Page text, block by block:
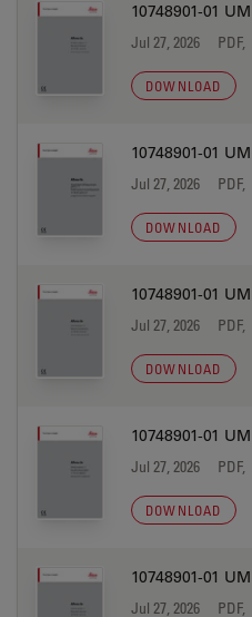
10748901-01
Jul 27, 2026
DOWNLOAD
10748901-01
Jul 27, 2026
DOWNLOAD
10748901-01
Jul 27, 2026
DOWNLOAD
10748901-01
Jul 27, 2026
DOWNLOAD
10748901-01
Jul 27, 2026